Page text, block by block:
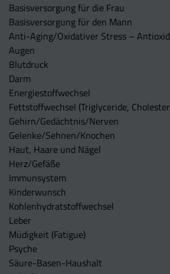
Basisversorgung für die Frau
Basisversorgung für den Mann
Anti-Aging/Oxidativer Stress –
Augen
Blutdruck
Darm
Energiestoffwechsel
Fettstoffwechsel (Triglyceride,
Gehirn/Gedächtnis/Nerven
Gelenke/Sehnen/Knochen
Haut, Haare und Nägel
Herz/Gefäße
Immunsystem
Kinderwunsch
Kohlenhydratstoffwechsel
Leber
Müdigkeit (Fatigue)
Psyche
Säure-Basen-Haushalt